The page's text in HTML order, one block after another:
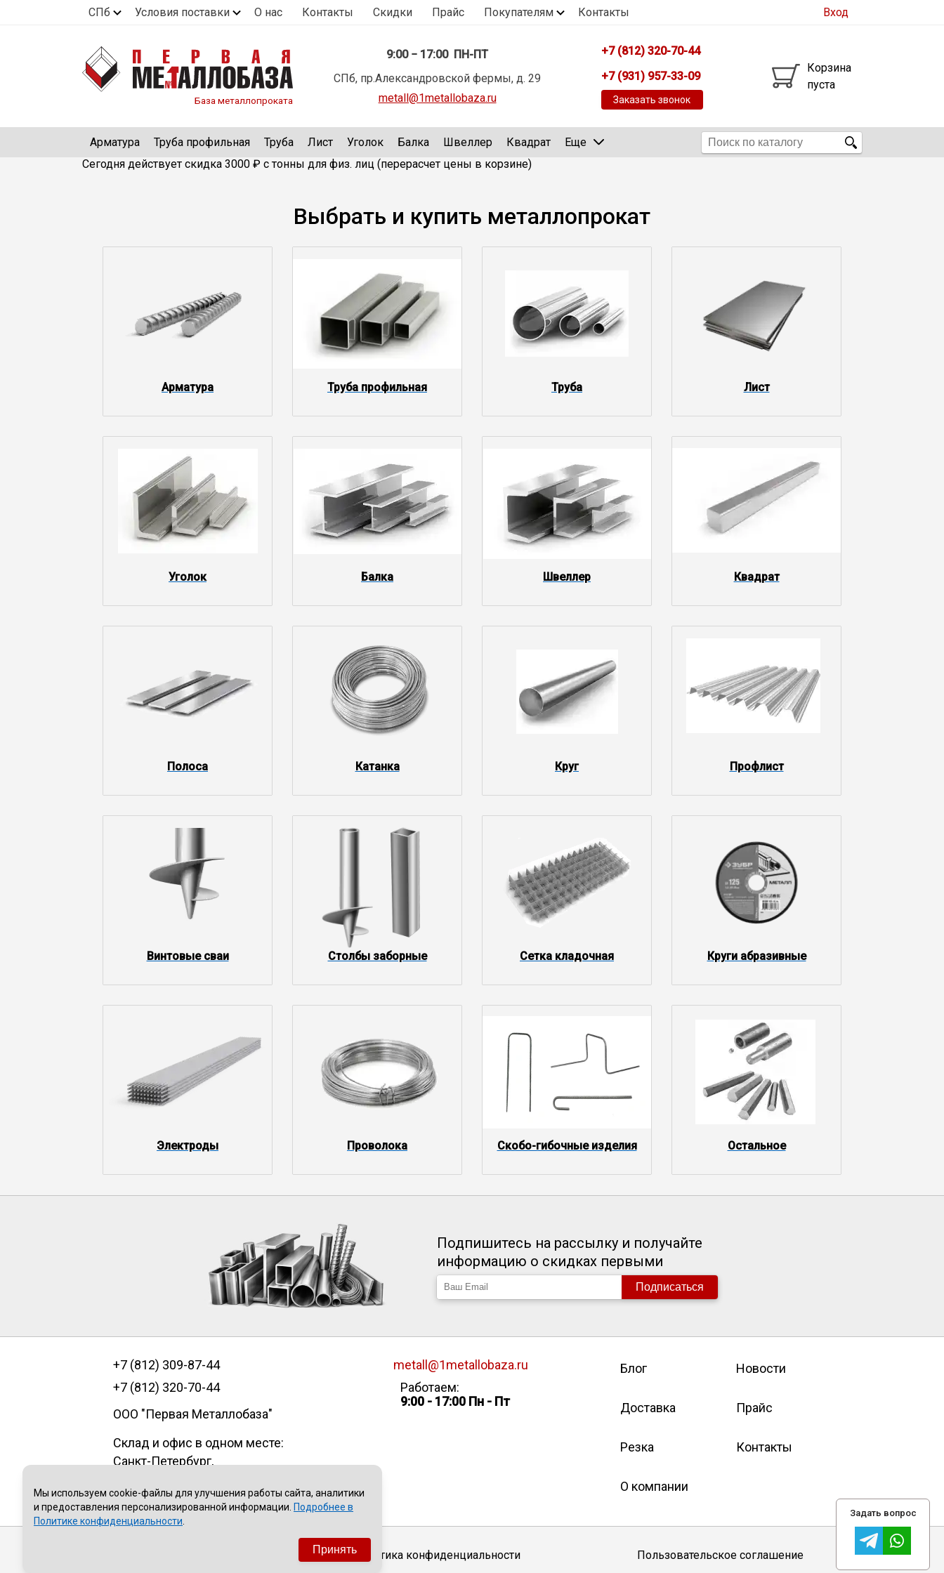
СПб Условия поставки О нас Контакты Скидки Прайс Покупателям Контакты Вход
База металлопроката
9:00 − 17:00 ПН-ПТ
СПб, пр.Александровской фермы, д. 29
metall@1metallobaza.ru
+7 (812) 320-70-44
+7 (931) 957-33-09
Заказать звонок
Корзина
пуста
Арматура Труба профильная Труба Лист Уголок Балка Швеллер Квадрат
Еще
Сегодня действует скидка 3000 ₽ с тонны для физ. лиц (перерасчет цены в корзине)
Выбрать и купить металлопрокат
Арматура Труба профильная Труба Лист
Уголок Балка Швеллер Квадрат
Полоса Катанка Круг Профлист
Винтовые сваи Столбы заборные Сетка кладочная Круги абразивные
Электроды Проволока Скобо-гибочные изделия Остальное
Задать вопрос
Подпишитесь на рассылку и получайте
информацию о скидках первыми
Подписаться
+7 (812) 309-87-44
+7 (812) 320-70-44
ООО "Первая Металлобаза"
Склад и офис в одном месте:
Санкт-Петербург,
литер В, помещение 1Н
metall@1metallobaza.ru
Работаем:
9:00 - 17:00 Пн - Пт
Блог Новости
Доставка Прайс
Резка Контакты
О компании
Политика конфиденциальности Пользовательское соглашение
Мы используем cookie-файлы для улучшения работы сайта, аналитики
и предоставления персонализированной информации. Подробнее в
Политике конфиденциальности
Принять